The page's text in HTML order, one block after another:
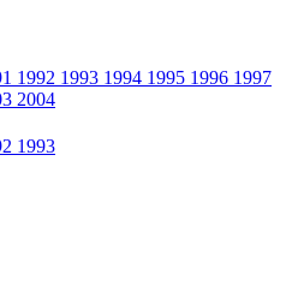
1992 1993 1994 1995 1996 1997
2004
1993